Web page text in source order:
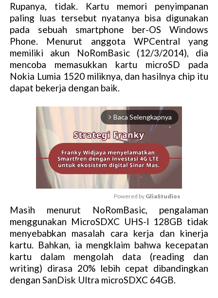
Rupanya, tidak. Kartu memori penyimpanan
paling luas tersebut nyatanya bisa digunakan
pada sebuah smartphone ber-OS Windows
Phone. Menurut anggota WPCentral yang
memiliki akun NoRomBasic (12/3/2014), dia
mencoba memasukkan kartu microSD pada
Nokia Lumia 1520 miliknya, dan hasilnya chip itu
dapat bekerja dengan baik.
arrow_forward_ios Baca Selengkapnya
t
e
Powered by GliaStudios
Masih menurut NoRomBasic, pengalaman
menggunakan MicroSDXC UHS-I 128GB tidak
menyebabkan masalah cara kerja dan kinerja
kartu. Bahkan, ia mengklaim bahwa kecepatan
kartu dalam mengolah data (reading dan
writing) dirasa 20% lebih cepat dibandingkan
dengan SanDisk Ultra microSDXC 64GB.